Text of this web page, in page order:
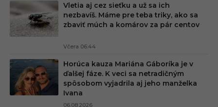
Vletia aj cez sieťku a už sa ich
nezbavíš. Máme pre teba triky, ako sa
zbaviť múch a komárov za pár centov
Včera 06:44
Horúca kauza Mariána Gáboríka je v
ďalšej fáze. K veci sa netradičným
spôsobom vyjadrila aj jeho manželka
Ivana
06.08.2026